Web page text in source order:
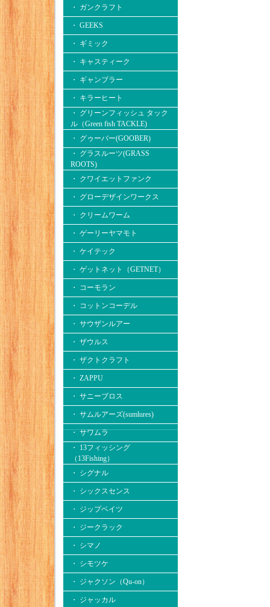
・ ガンクラフト
・ GEEKS
・ ギミック
・ キャスティーク
・ ギャンブラー
・ キラーヒート
・ グリーンフィッシュ タック
ル（Green fish TACKLE)
・ グゥーバー(GOOBER)
・ グラスルーツ(GRASS
ROOTS)
・ クワイエットファンク
・ グローデザインワークス
・ クリームワーム
・ ゲーリーヤマモト
・ ケイテック
・ ゲットネット（GETNET）
・ コーモラン
・ コットンコーデル
・ サウザンルアー
・ ザウルス
・ ザクトクラフト
・ ZAPPU
・ サニーブロス
・ サムルアーズ(sumlures)
・ サワムラ
・ 13フィッシング
（13Fishing）
・ シグナル
・ シックスセンス
・ ジップベイツ
・ ジークラック
・ シマノ
・ シモツケ
・ ジャクソン（Qu-on）
・ ジャッカル